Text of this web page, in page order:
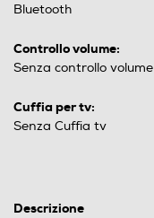
Bluetooth
Controllo volume:
Senza controllo volume
Cuffia per tv:
Senza Cuffia tv
Descrizione